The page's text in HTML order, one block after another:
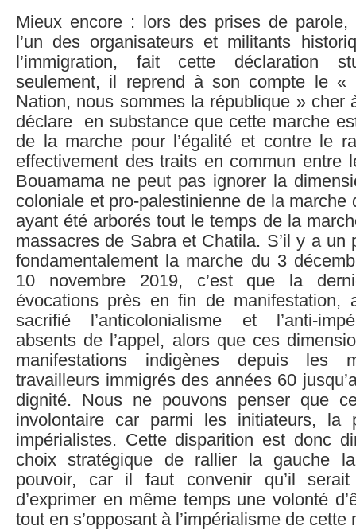
Mieux encore : lors des prises de parole,
l’un des organisateurs et militants
l’immigration, fait cette déclaration
seulement, il reprend à son compte le «
Nation, nous sommes la république » cher
déclare en substance que cette marche
de la marche pour l’égalité et contre le
effectivement des traits en commun entre
Bouamama ne peut pas ignorer la
coloniale et pro-palestinienne de la marche
ayant été arborés tout le temps de la
massacres de Sabra et Chatila. S’il y a un
fondamentalement la marche du 3
10 novembre 2019, c’est que la
évocations près en fin de manifestation,
sacrifié l’anticolonialisme et l’anti-
absents de l’appel, alors que ces
manifestations indigènes depuis les
travailleurs immigrés des années 60
dignité. Nous ne pouvons penser que
involontaire car parmi les initiateurs, la
impérialistes. Cette disparition est donc
choix stratégique de rallier la gauche
pouvoir, car il faut convenir qu’il serait
d’exprimer en même temps une volonté
tout en s’opposant à l’impérialisme de cette